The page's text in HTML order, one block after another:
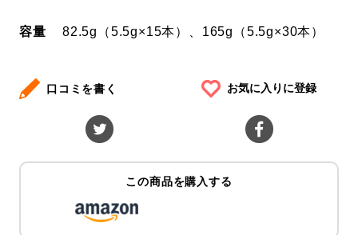
容量 82.5g（5.5g×15本）、165g（5.5g×30本）
口コミを書く お気に入りに登録
この商品を購入する